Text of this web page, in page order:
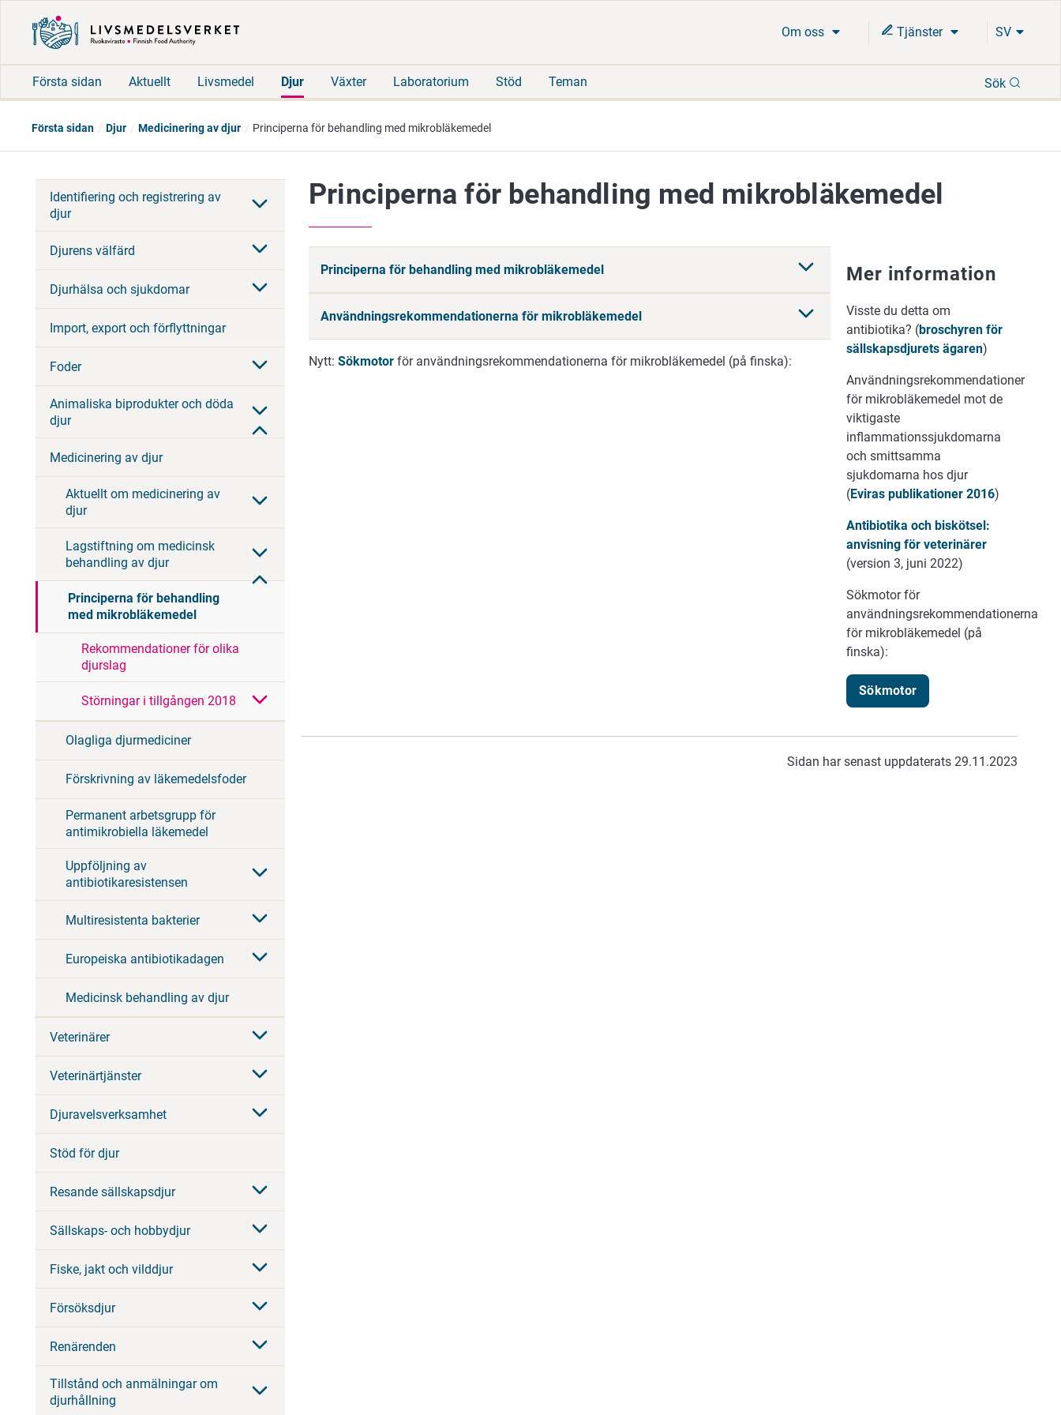
Om oss Tjänster SV
Första sidan Aktuellt Livsmedel Djur Växter Laboratorium Stöd Teman Sök
Första sidan Djur Medicinering av djur Principerna för behandling med mikrobläkemedel
Identifiering och registrering av
djur
Djurens välfärd
Djurhälsa och sjukdomar
Import, export och förflyttningar
Foder
Animaliska biprodukter och döda
djur
Medicinering av djur
Aktuellt om medicinering av
djur
Lagstiftning om medicinsk
behandling av djur
Principerna för behandling
med mikrobläkemedel
Rekommendationer för olika
djurslag
Störningar i tillgången 2018
Olagliga djurmediciner
Förskrivning av läkemedelsfoder
Permanent arbetsgrupp för
antimikrobiella läkemedel
Uppföljning av
antibiotikaresistensen
Multiresistenta bakterier
Europeiska antibiotikadagen
Medicinsk behandling av djur
Veterinärer
Veterinärtjänster
Djuravelsverksamhet
Stöd för djur
Resande sällskapsdjur
Sällskaps- och hobbydjur
Fiske, jakt och vilddjur
Försöksdjur
Renärenden
Tillstånd och anmälningar om
djurhållning
Principerna för behandling med mikrobläkemedel
Principerna för behandling med mikrobläkemedel
Användningsrekommendationerna för mikrobläkemedel
Nytt: Sökmotor för användningsrekommendationerna för mikrobläkemedel (på finska):
Mer information
Visste du detta om
antibiotika? (broschyren för
sällskapsdjurets ägaren)
Användningsrekommendationer
för mikrobläkemedel mot de
viktigaste
inflammationssjukdomarna
och smittsamma
sjukdomarna hos djur
(Eviras publikationer 2016)
Antibiotika och biskötsel:
anvisning för veterinärer
(version 3, juni 2022)
Sökmotor för
användningsrekommendationerna
för mikrobläkemedel (på
finska):
Sökmotor
Sidan har senast uppdaterats 29.11.2023